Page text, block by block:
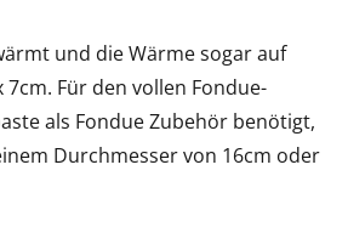
und die Wärme sogar auf
Für den vollen Fondue-
als Fondue Zubehör benötigt,
Durchmesser von 16cm oder